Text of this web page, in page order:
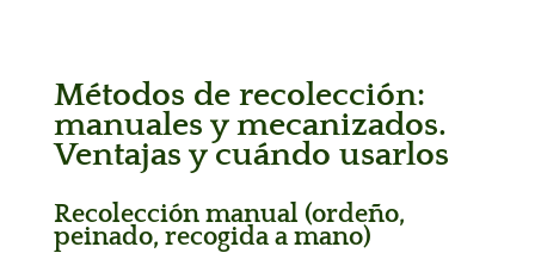
Métodos de recolección:
manuales y mecanizados.
Ventajas y cuándo usarlos
Recolección manual (ordeño,
peinado, recogida a mano)